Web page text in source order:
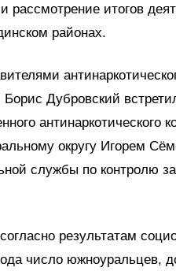
рассмотрение итогов
районах.
Дубровский
антинаркотического
округу Игорем
службы по контролю
результатам
число южноуральцев,